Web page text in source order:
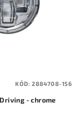
- chrome
KÓD:2884708-156